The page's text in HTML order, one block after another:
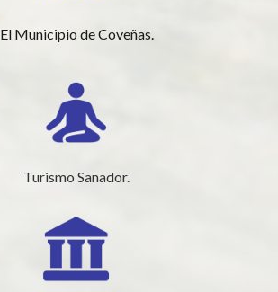
El Municipio de Coveñas.
Turismo Sanador.